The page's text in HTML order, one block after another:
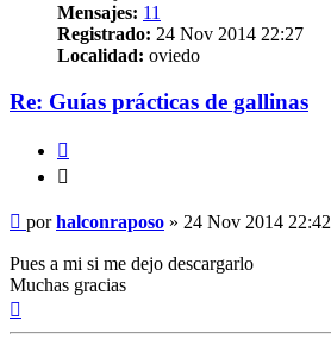
Mensajes: 11
Registrado: 24 Nov 2014 22:27
Localidad: oviedo
Re: Guías prácticas de gallinas
Mensaje
porhalconraposo » 24 Nov 2014 22:42
Pues a mi si me dejo descargarlo
Muchas gracias